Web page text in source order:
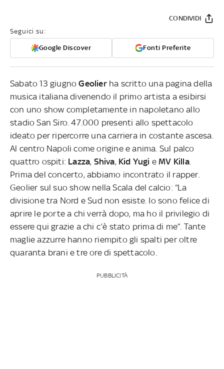
Seguici su:
Google Discover Fonti Preferite
CONDIVIDI
Sabato 13 giugnoGeolierha scritto una pagina della
musica italiana divenendo il primo artista a esibirsi
con uno show completamente in napoletano allo
stadio San Siro. 47.000 presenti allo spettacolo
ideato per ripercorre una carriera in costante ascesa.
Al centro Napoli come origine e anima. Sul palco
quattro ospiti: Lazza, Shiva, Kid Yugi eMV Killa.
Prima del concerto, abbiamo incontrato il rapper.
Geolier sul suo show nella Scala del calcio: “La
divisione tra Nord e Sud non esiste. Io sono felice di
aprire le porte a chi verrà dopo, ma ho il privilegio di
essere qui grazie a chi c’è stato prima di me”. Tante
maglie azzurre hanno riempito gli spalti per oltre
quaranta brani e tre ore di spettacolo.
PUBBLICITÀ